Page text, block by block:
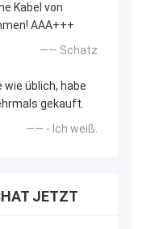
Kabel von
AAA+++
—— Schatz
üblich, habe
gekauft.
—— - Ich weiß.
JETZT